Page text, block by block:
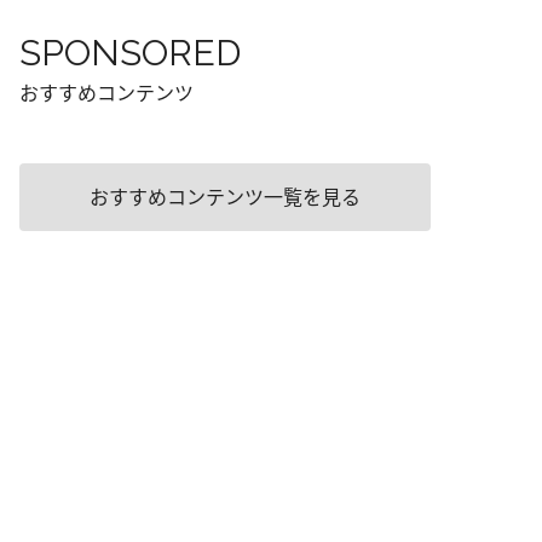
SPONSORED
おすすめコンテンツ
おすすめコンテンツ一覧を見る